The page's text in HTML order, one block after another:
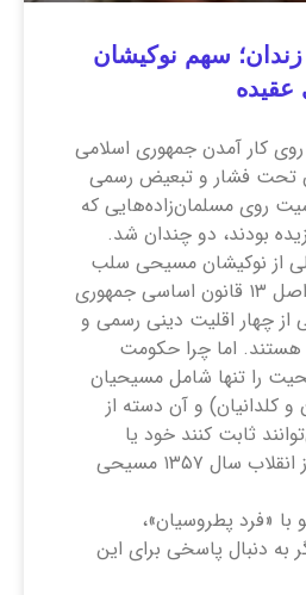
سهم نوکیشان
عقیده
انقلاب ۱۳۵۷ و روی کار آمدن جمهوری اسلامی
تحت فشار و تبعیض رسمی
روی مسلمان‌زاده‌‌هایی که
بودند، دو چندان شد.
از نوکیشان مسیحی سلب
شده است که مطابق اصل ۱۳ قانون اساسی جمهوری
چهار اقلیت دینی رسمی و
هستند. اما چرا حکومت
را تنها شامل مسیحیان
و کلدانیان) و آن دسته از
ثابت کنند خود یا
خانواده‌‌هایشان قبل از انقلاب سال ۱۳۵۷ مسیحی
«فرد پطروسیان»،
به ‌دنبال پاسخی برای این